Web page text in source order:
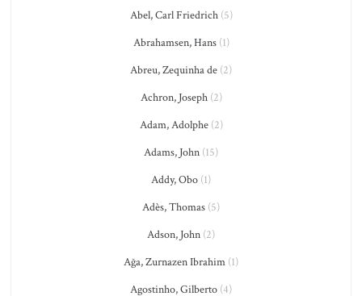
Abel, Carl Friedrich(5)
Abrahamsen, Hans(1)
Abreu, Zequinha de (2)
Achron, Joseph(2)
Adam, Adolphe(2)
Adams, John (15)
Addy, Obo (1)
Adès, Thomas (5)
Adson, John (2)
Ağa, Zurnazen Ibrahim (1)
Agostinho, Gilberto (4)